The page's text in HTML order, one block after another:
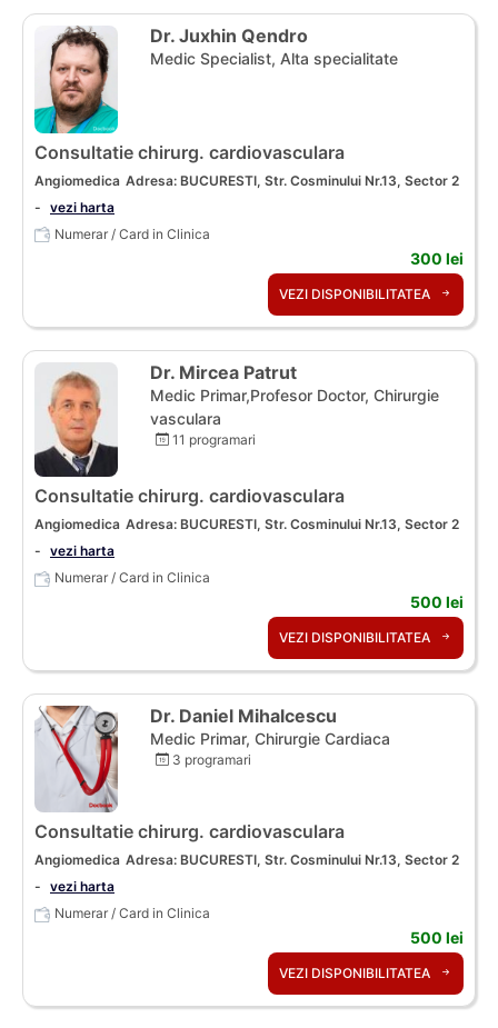
Dr. Juxhin Qendro
Medic Specialist, Alta specialitate
Consultatie chirurg. cardiovasculara
Angiomedica Adresa: BUCURESTI, Str. Cosminului Nr.13, Sector 2
- vezi harta
Numerar / Card in Clinica
300 lei
VEZI DISPONIBILITATEA
Dr. Mircea Patrut
Medic Primar,Profesor Doctor, Chirurgie
vasculara
11 programari
Consultatie chirurg. cardiovasculara
Angiomedica Adresa: BUCURESTI, Str. Cosminului Nr.13, Sector 2
- vezi harta
Numerar / Card in Clinica
500 lei
VEZI DISPONIBILITATEA
Dr. Daniel Mihalcescu
Medic Primar, Chirurgie Cardiaca
3 programari
Consultatie chirurg. cardiovasculara
Angiomedica Adresa: BUCURESTI, Str. Cosminului Nr.13, Sector 2
- vezi harta
Numerar / Card in Clinica
500 lei
VEZI DISPONIBILITATEA